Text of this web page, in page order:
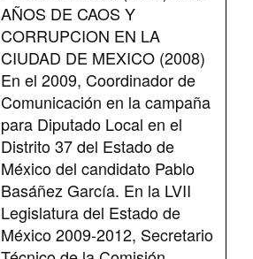
AÑOS DE CAOS Y
CORRUPCION EN LA
CIUDAD DE MEXICO (2008)
En el 2009, Coordinador de
Comunicación en la campaña
para Diputado Local en el
Distrito 37 del Estado de
México del candidato Pablo
Basáñez García. En la LVII
Legislatura del Estado de
México 2009-2012, Secretario